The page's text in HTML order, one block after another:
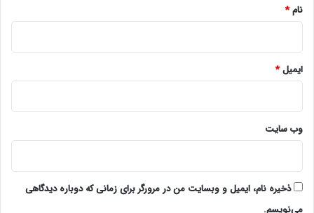
نام*
ایمیل*
وب‌ سایت
ذخیره نام، ایمیل و وبسایت من در مرورگر برای زمانی که دوباره دیدگاهی
می‌نویسم.